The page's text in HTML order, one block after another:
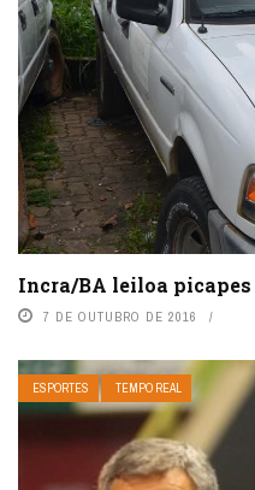
Incra/BA leiloa picapes
7 DE OUTUBRO DE 2016
ESPORTES TEMPO REAL